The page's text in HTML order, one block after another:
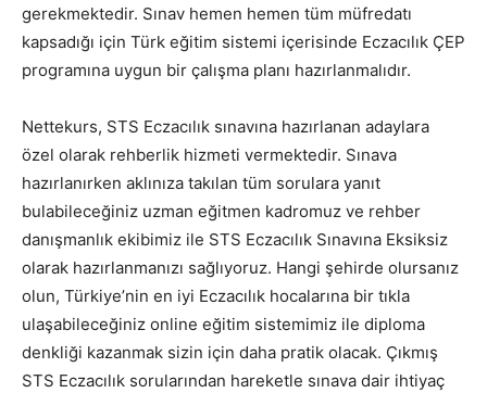
gerekmektedir. Sınav hemen hemen tüm müfredatı
kapsadığı için Türk eğitim sistemi içerisinde Eczacılık ÇEP
programına uygun bir çalışma planı hazırlanmalıdır.
Nettekurs, STS Eczacılık sınavına hazırlanan adaylara
özel olarak rehberlik hizmeti vermektedir. Sınava
hazırlanırken aklınıza takılan tüm sorulara yanıt
bulabileceğiniz uzman eğitmen kadromuz ve rehber
danışmanlık ekibimiz ile STS Eczacılık Sınavına Eksiksiz
olarak hazırlanmanızı sağlıyoruz. Hangi şehirde olursanız
olun, Türkiye’nin en iyi Eczacılık hocalarına bir tıkla
ulaşabileceğiniz online eğitim sistemimiz ile diploma
denkliği kazanmak sizin için daha pratik olacak. Çıkmış
STS Eczacılık sorularından hareketle sınava dair ihtiyaç